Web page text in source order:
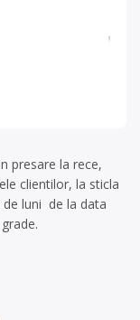
presare la rece,
clientilor, la sticla
de luni de la data